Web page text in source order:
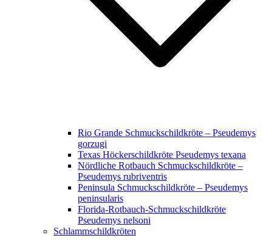
Rio Grande Schmuckschildkröte – Pseudemys
gorzugi
Texas Höckerschildkröte Pseudemys texana
Nördliche Rotbauch Schmuckschildkröte –
Pseudemys rubriventris
Peninsula Schmuckschildkröte – Pseudemys
peninsularis
Florida-Rotbauch-Schmuckschildkröte
Pseudemys nelsoni
Schlammschildkröten